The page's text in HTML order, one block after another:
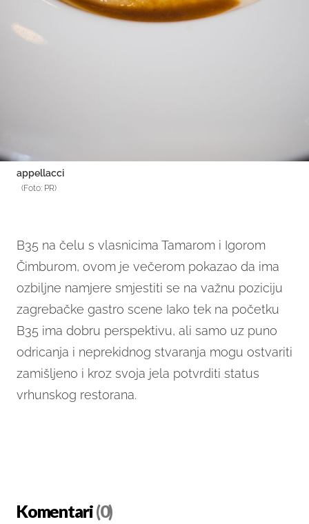
appellacci
(Foto: PR)
B35 na čelu s vlasnicima Tamarom i Igorom
Čimburom, ovom je večerom pokazao da ima
ozbiljne namjere smjestiti se na važnu poziciju
zagrebačke gastro scene Iako tek na početku
B35 ima dobru perspektivu, ali samo uz puno
odricanja i neprekidnog stvaranja mogu ostvariti
zamišljeno i kroz svoja jela potvrditi status
vrhunskog restorana.
Komentari(0)